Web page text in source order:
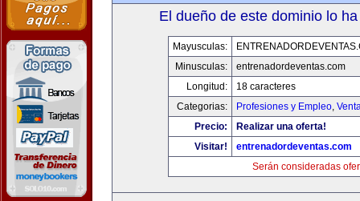
El dueño de este dominio lo
Mayusculas:
Minusculas:
entrenadordeventas.com
Longitud:
18 caracteres
Categorias:
Profesiones y Empleo,
Precio:
Realizar una oferta!
Visitar!
entrenadordeventas.com
Serán consideradas